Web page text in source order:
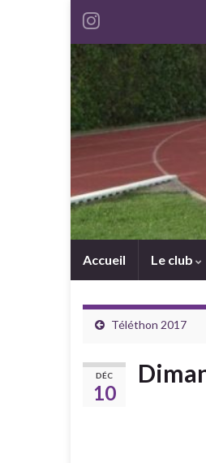
Accueil Le club
Téléthon 2017
DÉC
10